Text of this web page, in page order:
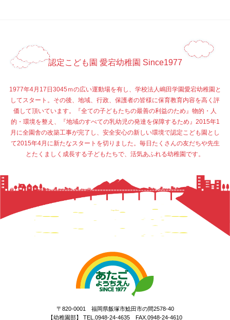
認定こども園 愛宕幼稚園 Since1977
1977年4月17日3045ｍの広い運動場を有し、学校法人嶋田学園愛宕幼稚園と
してスタート。その後、地域、行政、保護者の皆様に保育教育内容を高く評
価して頂いています。『全ての子どもたちの最善の利益のため』物的・人
的・環境を整え、『地域のすべての乳幼児の発達を保障するため』2015年1
月に全園舎の改築工事が完了し、安全安心の新しい環境で認定こども園とし
て2015年4月に新たなスタートを切りました。毎日たくさんの友だちや先生
とたくましく成長する子どもたちで、活気あふれる幼稚園です。
〒820-0001 福岡県飯塚市鯰田市の間2578-40
【幼稚園部】 TEL.0948-24-4635 FAX.0948-24-4610